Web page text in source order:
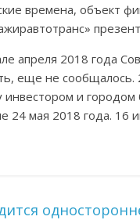
времена, объект
апреля 2018 года
еще не сообщалось.
и городом
24 мая 2018 года. 16